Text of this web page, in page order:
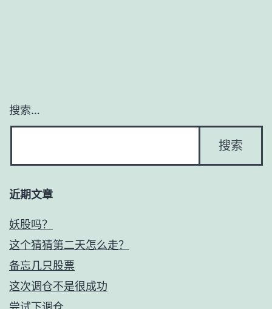
搜索…
近期文章
妖股吗？
这个猜猜第二天怎么走？
备忘几只股票
这次调仓不是很成功